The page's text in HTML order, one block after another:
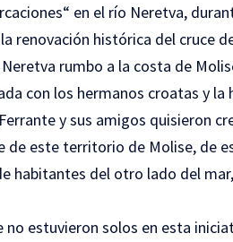
en el río Neretva,
renovación histórica del cruce
rumbo a la costa de
con los hermanos croatas y
y sus amigos quisieron
este territorio de Molise, de
habitantes del otro lado del
no estuvieron solos en esta